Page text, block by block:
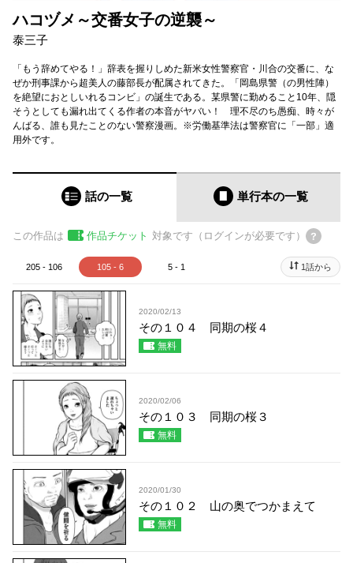
ハコヅメ～交番女子の逆襲～
泰三子
「もう辞めてやる！」辞表を握りしめた新米女性警察官・川合の交番に、な
ぜか刑事課から超美人の藤部長が配属されてきた。「岡島県警（の男性陣）
を絶望におとしいれるコンビ」の誕生である。某県警に勤めること10年、隠
そうとしても漏れ出てくる作者の本音がヤバい！ 理不尽のち愚痴、時々が
んばる、誰も見たことのない警察漫画。※労働基準法は警察官に「一部」適
用外です。
話の一覧 単行本の一覧
この作品は 作品チケット 対象です（ログインが必要です）
205 - 106 105 - 6 5 - 1 1話から
2020/02/13
その１０４ 同期の桜４
無料
2020/02/06
その１０３ 同期の桜３
無料
2020/01/30
その１０２ 山の奥でつかまえて
無料